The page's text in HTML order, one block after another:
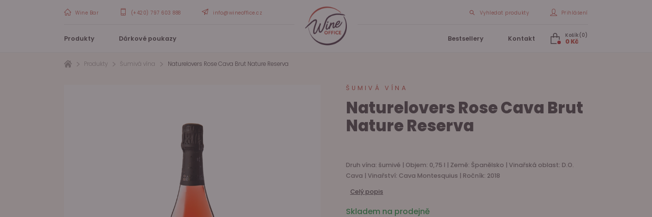
Wine Bar (+420) 797 603 888 info@wineoffice.cz Vyhledat produkty Přihlášení
Produkty Dárkové poukazy Bestsellery Kontakt Košík(0)
0 Kč
Produkty Šumivá vína Naturelovers Rose Cava Brut Nature Reserva
ŠUMIVÁ VÍNA
Naturelovers Rose Cava Brut
Nature Reserva
Druh vína: šumivé | Objem: 0,75 l | Země: Španělsko | Vinařská oblast: D.O.
Cava | Vinařství: Cava Montesquius | Ročník: 2018
Celý popis
Skladem na prodejně